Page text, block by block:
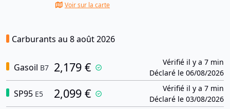
Voir sur la carte
Carburants au 8 août 2026
Gasoil B7 2,179 €
Vérifié il y a 7 min
Déclaré le 06/08/2026
SP95 E5 2,099 €
Vérifié il y a 7 min
Déclaré le 03/08/2026